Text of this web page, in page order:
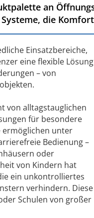
an
die
Einsatzbereiche,
eine flexible Lösung
– von
von alltagstauglichen
für besondere
ermöglichen unter
Bedienung –
oder
von Kindern hat
ein unkontrolliertes
verhindern. Diese
Schulen von großer